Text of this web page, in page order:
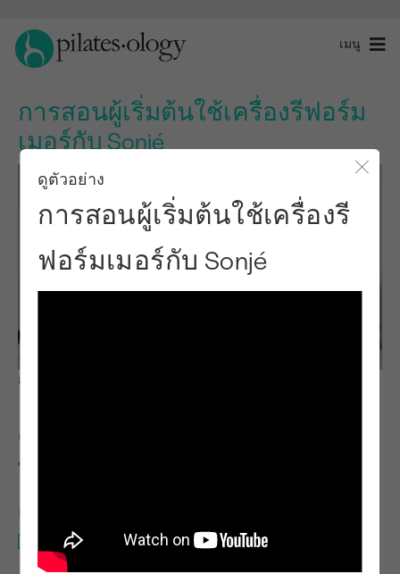
เมนู
การสอนผู้เริ่มต้นใช้เครื่องรีฟอร์ม
เมอร์กับ Sonjé
ดูตัวอย่าง
การสอนผู้เริ่มต้นใช้เครื่องรี
ฟอร์มเมอร์กับ Sonjé
สังเกตและเรียนรู้
ครู
ซอนเจ เมโย
อุปกรณ์ที่ต้องใช้
นักปฏิรูป